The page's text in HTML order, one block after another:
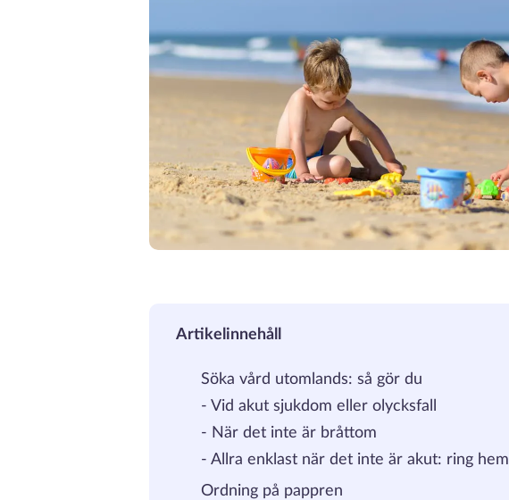
Artikelinnehåll
Söka vård utomlands: så gör du
- Vid akut sjukdom eller olycksfall
- När det inte är bråttom
- Allra enklast när det inte är akut: ring hem
Ordning på pappren